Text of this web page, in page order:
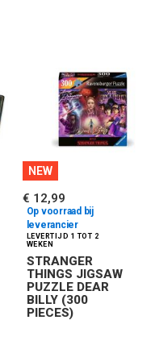
NEW
STRANGER
THINGS JIGSAW
PUZZLE DEAR
BILLY (300
PIECES)
€ 12,99
Op voorraad bij
leverancier